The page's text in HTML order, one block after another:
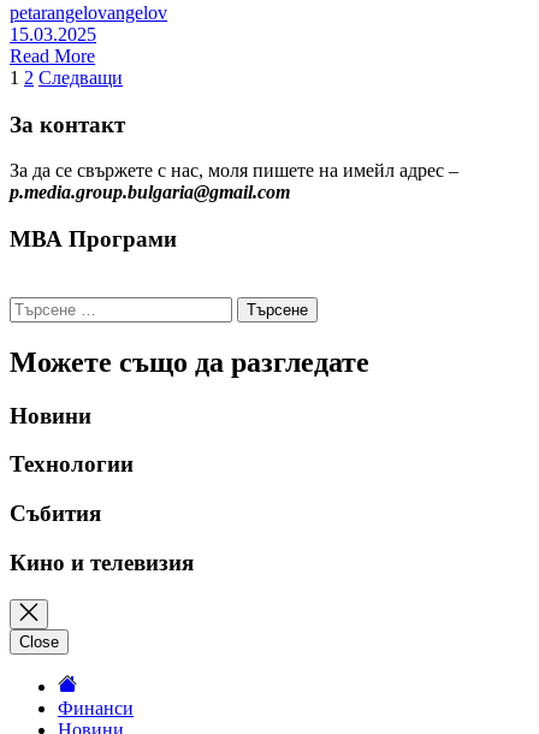
petarangelovangelov
15.03.2025
Read More
Разделяне
на
на
страници
1 2 Следващи
За контакт
За да се свържете с нас, моля пишете на имейл адрес –
p.media.group.bulgaria@gmail.com
МВА Програми
Търсене
за:
Можете също да разгледате
Новини
Технологии
Събития
Кино и телевизия
Close
Финанси
Новини